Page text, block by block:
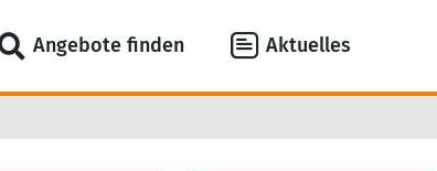
Angebote finden Aktuelles